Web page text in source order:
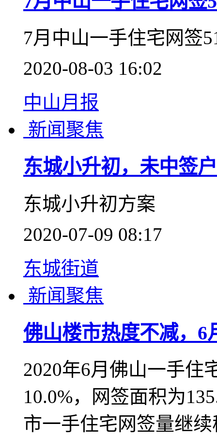
2020年8月佛山一手住
2.1%，网签面积为
一手住宅仍保有万套
2020-09-03 11:57
佛山月报
数据报告
7月中山一手住宅网签
7月中山一手住宅网签
中山月报
新闻聚焦